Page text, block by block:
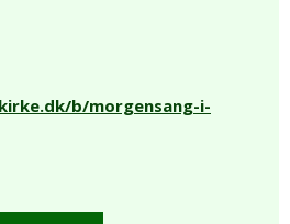
b/morgensang-i-